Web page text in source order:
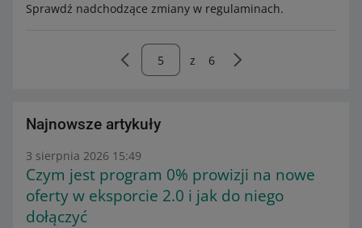
Sprawdź nadchodzące zmiany w regulaminach.
z 6
Najnowsze artykuły
3 sierpnia 2026 15:49
Czym jest program 0% prowizji na nowe
oferty w eksporcie 2.0 i jak do niego
dołączyć